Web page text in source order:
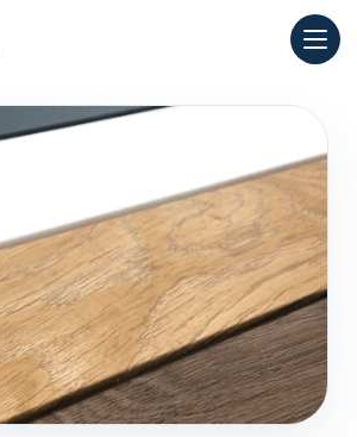
réseau spécialisé dans les fenêtres